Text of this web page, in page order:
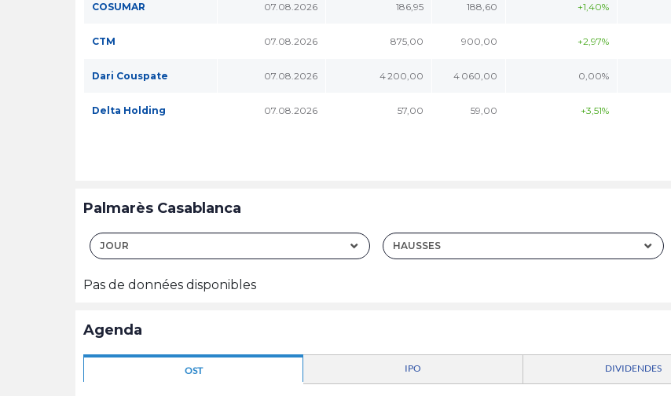
COSUMAR 07.08.2026 186,95 188,60 +1,40%
CTM 07.08.2026 875,00 900,00 +2,97%
Dari Couspate 07.08.2026 4 200,00 4 060,00 0,00%
Delta Holding 07.08.2026 57,00 59,00 +3,51%
Palmarès Casablanca
JOUR HAUSSES
Pas de données disponibles
Agenda
OST IPO DIVIDENDES